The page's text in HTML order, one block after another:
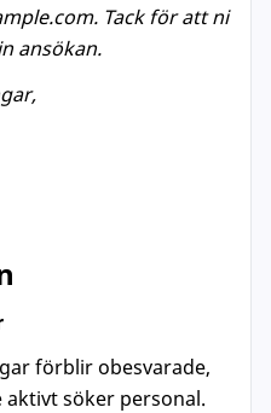
Tack för att ni
ansökan.
förblir obesvarade,
söker personal.